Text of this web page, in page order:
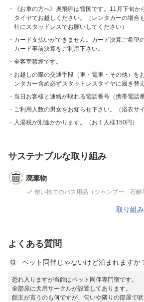
《お車の方へ》奥飛騨は雪国です。11月下旬か
タイヤでお越しください。（レンタカーの場合
社にスタッドレスでお願いしてください）
カード支払いができません。カード決算ご希望
カード事前決算をご利用下さい。
全客室禁煙です。
お越しの際の交通手段（車・電車・その他）を
ンタカー含め必ずスタットレスタイヤに履き替
当日お客様と連絡が取れる電話番号（携帯電話
ご利用人数の男女をお知らせ下さい。（浴衣サ
入湯税が別途かかります。（お１人様150円）
サステナブルな取り組み
廃棄物
使い捨てのバス用品（シャンプー、石
取り組
よくある質問
ペット同伴じゃないけど泊まれますか
恐れ入りますが当館はペット同伴専門宿です。
全部屋に犬用サークルが設置してあります。
館主が言うのも何ですが、匂いや隣りの部屋で